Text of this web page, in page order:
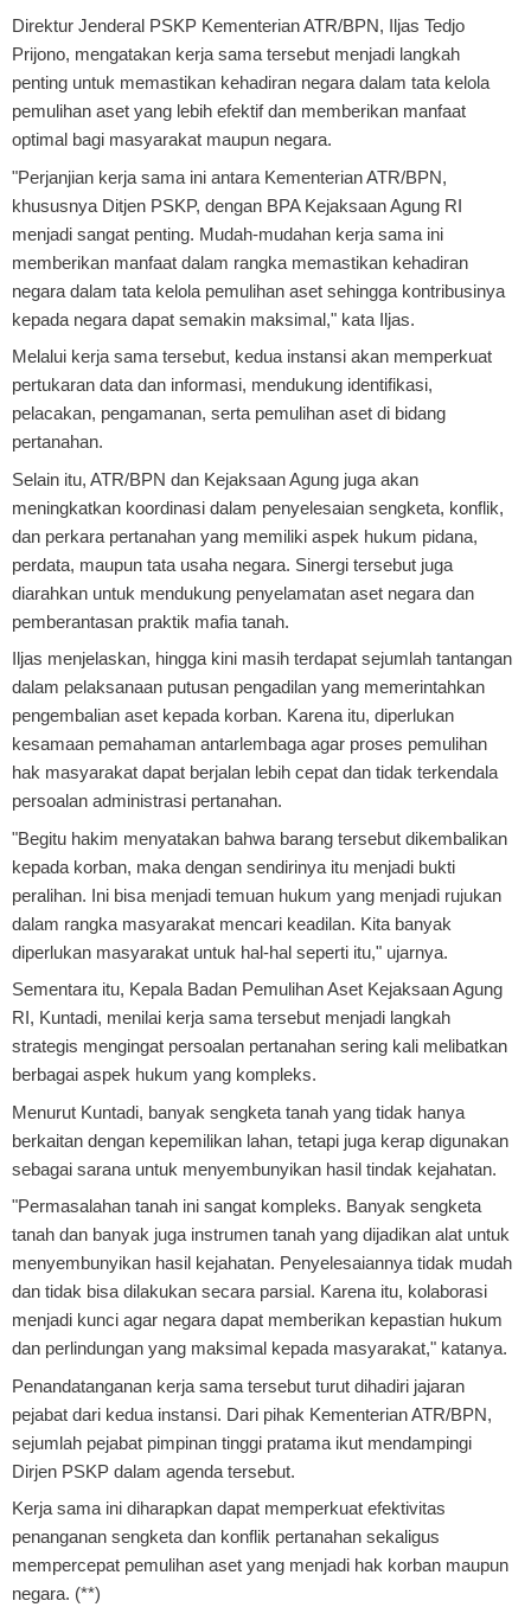
Direktur Jenderal PSKP Kementerian ATR/BPN, Iljas Tedjo
Prijono, mengatakan kerja sama tersebut menjadi langkah
penting untuk memastikan kehadiran negara dalam tata kelola
pemulihan aset yang lebih efektif dan memberikan manfaat
optimal bagi masyarakat maupun negara.
"Perjanjian kerja sama ini antara Kementerian ATR/BPN,
khususnya Ditjen PSKP, dengan BPA Kejaksaan Agung RI
menjadi sangat penting. Mudah-mudahan kerja sama ini
memberikan manfaat dalam rangka memastikan kehadiran
negara dalam tata kelola pemulihan aset sehingga kontribusinya
kepada negara dapat semakin maksimal," kata Iljas.
Melalui kerja sama tersebut, kedua instansi akan memperkuat
pertukaran data dan informasi, mendukung identifikasi,
pelacakan, pengamanan, serta pemulihan aset di bidang
pertanahan.
Selain itu, ATR/BPN dan Kejaksaan Agung juga akan
meningkatkan koordinasi dalam penyelesaian sengketa, konflik,
dan perkara pertanahan yang memiliki aspek hukum pidana,
perdata, maupun tata usaha negara. Sinergi tersebut juga
diarahkan untuk mendukung penyelamatan aset negara dan
pemberantasan praktik mafia tanah.
Iljas menjelaskan, hingga kini masih terdapat sejumlah tantangan
dalam pelaksanaan putusan pengadilan yang memerintahkan
pengembalian aset kepada korban. Karena itu, diperlukan
kesamaan pemahaman antarlembaga agar proses pemulihan
hak masyarakat dapat berjalan lebih cepat dan tidak terkendala
persoalan administrasi pertanahan.
"Begitu hakim menyatakan bahwa barang tersebut dikembalikan
kepada korban, maka dengan sendirinya itu menjadi bukti
peralihan. Ini bisa menjadi temuan hukum yang menjadi rujukan
dalam rangka masyarakat mencari keadilan. Kita banyak
diperlukan masyarakat untuk hal-hal seperti itu," ujarnya.
Sementara itu, Kepala Badan Pemulihan Aset Kejaksaan Agung
RI, Kuntadi, menilai kerja sama tersebut menjadi langkah
strategis mengingat persoalan pertanahan sering kali melibatkan
berbagai aspek hukum yang kompleks.
Menurut Kuntadi, banyak sengketa tanah yang tidak hanya
berkaitan dengan kepemilikan lahan, tetapi juga kerap digunakan
sebagai sarana untuk menyembunyikan hasil tindak kejahatan.
"Permasalahan tanah ini sangat kompleks. Banyak sengketa
tanah dan banyak juga instrumen tanah yang dijadikan alat untuk
menyembunyikan hasil kejahatan. Penyelesaiannya tidak mudah
dan tidak bisa dilakukan secara parsial. Karena itu, kolaborasi
menjadi kunci agar negara dapat memberikan kepastian hukum
dan perlindungan yang maksimal kepada masyarakat," katanya.
Penandatanganan kerja sama tersebut turut dihadiri jajaran
pejabat dari kedua instansi. Dari pihak Kementerian ATR/BPN,
sejumlah pejabat pimpinan tinggi pratama ikut mendampingi
Dirjen PSKP dalam agenda tersebut.
Kerja sama ini diharapkan dapat memperkuat efektivitas
penanganan sengketa dan konflik pertanahan sekaligus
mempercepat pemulihan aset yang menjadi hak korban maupun
negara. (**)